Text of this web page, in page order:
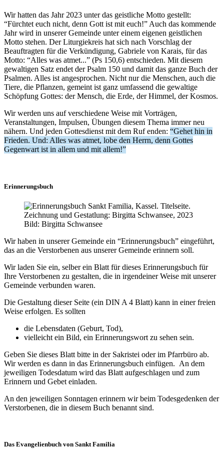
Wir hatten das Jahr 2023 unter das geistliche Motto gestellt:
“Fürchtet euch nicht, denn Gott ist mit euch!” Auch das kommende
Jahr wird in unserer Gemeinde unter einem eigenen geistlichen
Motto stehen. Der Liturgiekreis hat sich nach Vorschlag der
Beauftragten für die Verkündigung, Gabriele von Karais, für das
Motto: “Alles was atmet...” (Ps 150,6) entschieden. Mit diesem
gewaltigen Satz endet der Psalm 150 und damit das ganze Buch der
Psalmen. Alles ist angesprochen. Nicht nur die Menschen, auch die
Tiere, die Pflanzen, gemeint ist ganz umfassend die gewaltige
Schöpfung Gottes: der Mensch, die Erde, der Himmel, der Kosmos.
Wir werden uns auf verschiedene Weise mit Vorträgen,
Veranstaltungen, Impulsen, Übungen diesem Thema immer neu
nähern. Und jeden Gottesdienst mit dem Ruf enden: “Gehet hin in
Frieden. Und: Alles was atmet, lobe den Herrn, denn Gottes
Gegenwart ist in allem und mit allem!”
Erinnerungsbuch
Bild: Birgitta Schwansee
Wir haben in unserer Gemeinde ein “Erinnerungsbuch” eingeführt,
das an die Verstorbenen aus unserer Gemeinde erinnern soll.
Wir laden Sie ein, selber ein Blatt für dieses Erinnerungsbuch für
Ihre Verstorbenen zu gestalten, die in irgendeiner Weise mit unserer
Gemeinde verbunden waren.
Die Gestaltung dieser Seite (ein DIN A 4 Blatt) kann in einer freien
Weise erfolgen. Es sollten
die Lebensdaten (Geburt, Tod),
vielleicht ein Bild, ein Erinnerungswort zu sehen sein.
Geben Sie dieses Blatt bitte in der Sakristei oder im Pfarrbüro ab.
Wir werden es dann in das Erinnerungsbuch einfügen. An dem
jeweiligen Todesdatum wird das Blatt aufgeschlagen und zum
Erinnern und Gebet einladen.
An den jeweiligen Sonntagen erinnern wir beim Todesgedenken der
Verstorbenen, die in diesem Buch benannt sind.
Das Evangelienbuch von Sankt Familia